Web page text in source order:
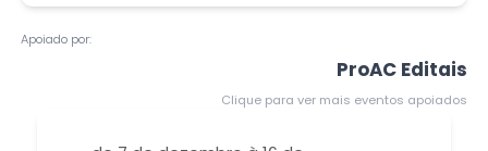
Apoiado por:
ProAC Editais
Clique para ver mais eventos apoiados